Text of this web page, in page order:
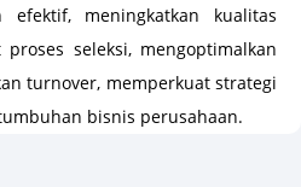
efektif, meningkatkan kualitas
seleksi, mengoptimalkan
turnover, memperkuat strategi
bisnis perusahaan.